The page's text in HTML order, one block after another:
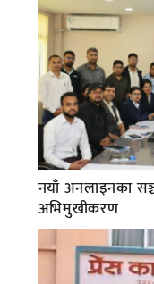
नयाँ अनलाइनका
अभिमुखीकरण